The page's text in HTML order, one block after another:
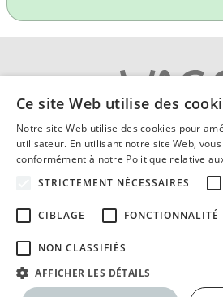
A propos| Contact |
Vie privée| Conditions générales|
© 2026 Comparatif-assurance-
Textes et concepts protégés par
Publication de
Yago S.A. courtier en
(l’Autorité des services et
Membre de Feprabel (Fédération des courtiers
Ce site Web utilise des
Notre site Web utilise des cookies pour
utilisateur. En utilisant notre site Web,
conformément à notre Politique relative
STRICTEMENT NÉCESSAIRES
CIBLAGE FONCTIONNALITÉ
NON CLASSIFIÉS
AFFICHER LES DÉTAILS